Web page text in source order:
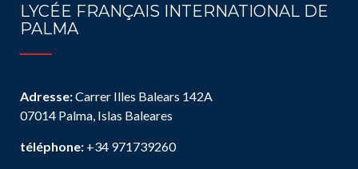
LYCÉE FRANÇAIS INTERNATIONAL DE
PALMA
Adresse:Carrer Illes Balears 142A
07014 Palma, Islas Baleares
téléphone: +34 971739260